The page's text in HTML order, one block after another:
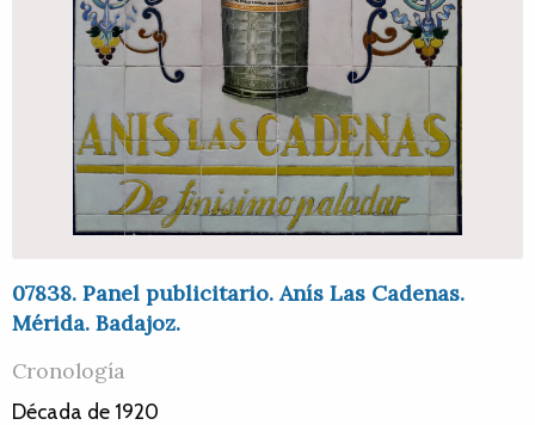
07838. Panel publicitario. Anís Las Cadenas.
Mérida. Badajoz.
Cronología
Década de 1920